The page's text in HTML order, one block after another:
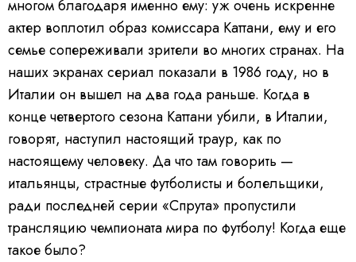
многом благодаря именно ему: уж очень искренне
актер воплотил образ комиссара Каттани, ему и его
семье сопереживали зрители во многих странах. На
наших экранах сериал показали в 1986 году, но в
Италии он вышел на два года раньше. Когда в
конце четвертого сезона Каттани убили, в Италии,
говорят, наступил настоящий траур, как по
настоящему человеку. Да что там говорить —
итальянцы, страстные футболисты и болельщики,
ради последней серии «Спрута» пропустили
трансляцию чемпионата мира по футболу! Когда еще
такое было?